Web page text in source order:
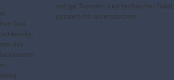
fest
der
saftige Tomaten und taufrischer Salat,
garniert mit aromatischen…